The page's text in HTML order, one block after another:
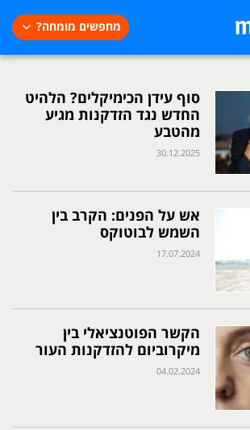
מחפשים מומחה?
סוף עידן הכימיקלים? הלהיט
החדש נגד הזדקנות מגיע
מהטבע
30.12.2025
אש על הפנים: הקרב בין
השמש לבוטוקס
17.07.2024
הקשר הפוטנציאלי בין
מיקרוביום להזדקנות העור
04.02.2024